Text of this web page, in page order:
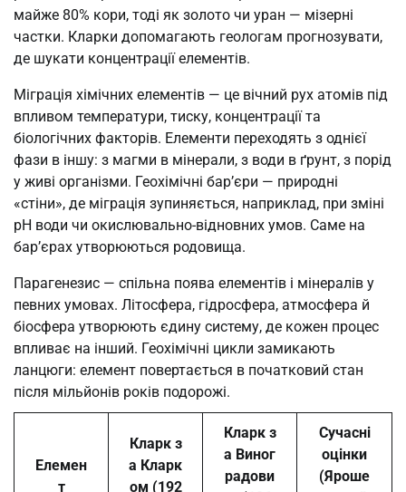
майже 80% кори, тоді як золото чи уран — мізерні
частки. Кларки допомагають геологам прогнозувати,
де шукати концентрації елементів.
Міграція хімічних елементів — це вічний рух атомів під
впливом температури, тиску, концентрації та
біологічних факторів. Елементи переходять з однієї
фази в іншу: з магми в мінерали, з води в ґрунт, з порід
у живі організми. Геохімічні бар’єри — природні
«стіни», де міграція зупиняється, наприклад, при зміні
pH води чи окислювально-відновних умов. Саме на
бар’єрах утворюються родовища.
Парагенезис — спільна поява елементів і мінералів у
певних умовах. Літосфера, гідросфера, атмосфера й
біосфера утворюють єдину систему, де кожен процес
впливає на інший. Геохімічні цикли замикають
ланцюги: елемент повертається в початковий стан
після мільйонів років подорожі.
Елемен
т
Кларк з
а Кларк
ом (192
Кларк з
а Виног
радови
Сучасні
оцінки
(Яроше